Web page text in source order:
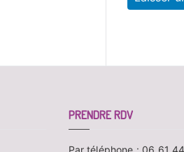
PRENDRE RDV
Par téléphone : 06 61